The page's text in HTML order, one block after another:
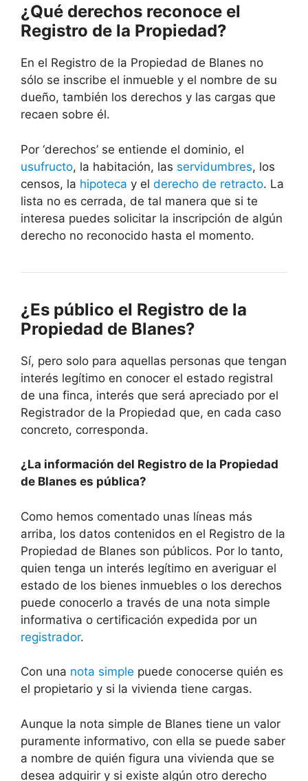
¿Qué derechos reconoce el
Registro de la Propiedad?
En el Registro de la Propiedad de Blanes no
sólo se inscribe el inmueble y el nombre de su
dueño, también los derechos y las cargas que
recaen sobre él.
Por ‘derechos’ se entiende el dominio, el
usufructo, la habitación, las servidumbres, los
censos, la hipoteca y el derecho de retracto. La
lista no es cerrada, de tal manera que si te
interesa puedes solicitar la inscripción de algún
derecho no reconocido hasta el momento.
¿Es público el Registro de la
Propiedad de Blanes?
Sí, pero solo para aquellas personas que tengan
interés legítimo en conocer el estado registral
de una finca, interés que será apreciado por el
Registrador de la Propiedad que, en cada caso
concreto, corresponda.
¿La información del Registro de la Propiedad
de Blanes es pública?
Como hemos comentado unas líneas más
arriba, los datos contenidos en el Registro de la
Propiedad de Blanes son públicos. Por lo tanto,
quien tenga un interés legítimo en averiguar el
estado de los bienes inmuebles o los derechos
puede conocerlo a través de una nota simple
informativa o certificación expedida por un
registrador.
Con una nota simple puede conocerse quién es
el propietario y si la vivienda tiene cargas.
Aunque la nota simple de Blanes tiene un valor
puramente informativo, con ella se puede saber
a nombre de quién figura una vivienda que se
desea adquirir y si existe algún otro derecho